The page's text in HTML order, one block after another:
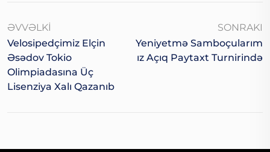
ƏVVƏLKI
Velosipedçimiz Elçin
Əsədov Tokio
Olimpiadasına Üç
Lisenziya Xalı Qazanıb
SONRAKI
Yeniyetmə Samboçularım
Iz Açıq Paytaxt Turnirində